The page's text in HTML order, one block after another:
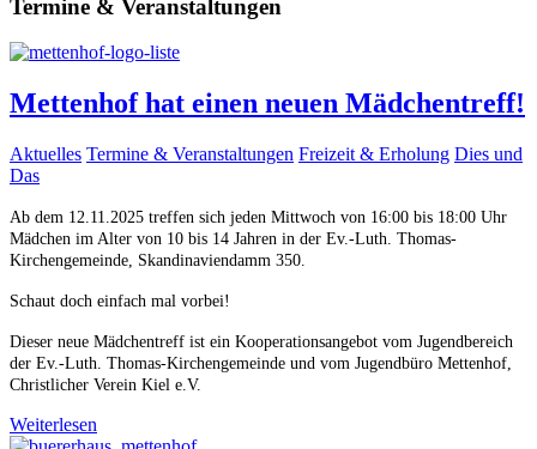
Termine & Veranstaltungen
Mettenhof hat einen neuen Mädchentreff!
Aktuelles Termine & Veranstaltungen Freizeit & Erholung Dies und
Das
Ab dem 12.11.2025 treffen sich jeden Mittwoch von 16:00 bis 18:00 Uhr
Mädchen im Alter von 10 bis 14 Jahren in der Ev.-Luth. Thomas-
Kirchengemeinde, Skandinaviendamm 350.
Schaut doch einfach mal vorbei!
Dieser neue Mädchentreff ist ein Kooperationsangebot vom Jugendbereich
der Ev.-Luth. Thomas-Kirchengemeinde und vom Jugendbüro Mettenhof,
Christlicher Verein Kiel e.V.
Weiterlesen